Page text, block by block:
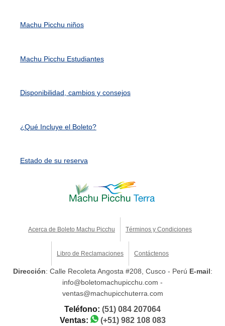
Machu Picchu niños
Machu Picchu Estudiantes
Disponibilidad, cambios y consejos
¿Qué Incluye el Boleto?
Estado de su reserva
Acerca de Boleto Machu Picchu Términos y Condiciones
Libro de Reclamaciones Contáctenos
Dirección: Calle Recoleta Angosta #208, Cusco - Perú E-mail:
info@boletomachupicchu.com -
ventas@machupicchuterra.com
Teléfono: (51) 084 207064
Ventas:
(+51) 982 108 083